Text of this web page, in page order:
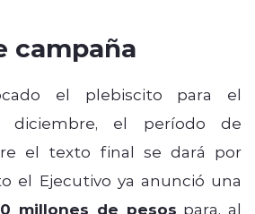
campaña
el plebiscito para el
diciembre, el período de
el texto final se dará por
el Ejecutivo ya anunció una
millones de pesos para, al